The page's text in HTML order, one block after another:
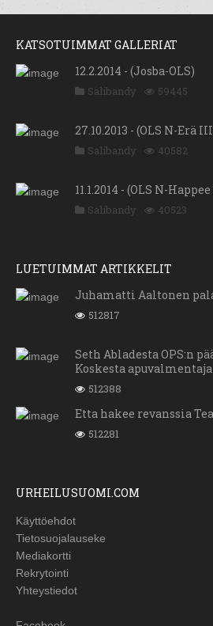
KATSOTUIMMAT GALLERIAT
12.2.2014 - (Josba-OLS)
Salibandy 59445
27.10.2013 - (OLS N-Erä
Salibandy 40582
11.1.2014 - (OLS N-
Salibandy 40523
LUETUIMMAT ARTIKKELIT
Juhamatti Aaltonen
512817
Seth Abladesta OPS:n
Koskesta apuvalmentaja
512388
Etta hakee revanssia
512281
URHEILUSUOMI.COM
Käyttöehdot
Tietosuojalauseke
Mediakortti
Rekrytointi
Yhteystiedot